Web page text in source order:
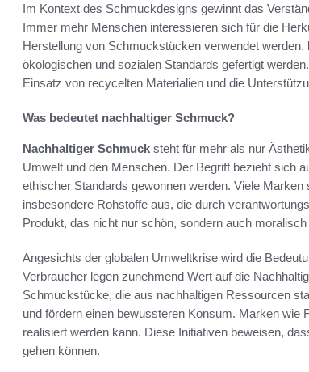
Im Kontext des Schmuckdesigns gewinnt das
Immer mehr Menschen interessieren sich für die
Herstellung von Schmuckstücken verwendet werden.
ökologischen und sozialen Standards gefertigt
Einsatz von recycelten Materialien und die
Was bedeutet nachhaltiger Schmuck?
Nachhaltiger Schmuck steht für mehr als nur
Umwelt und den Menschen. Der Begriff bezieht sich
ethischer Standards gewonnen werden. Viele
insbesondere Rohstoffe aus, die durch
Produkt, das nicht nur schön, sondern auch
Angesichts der globalen Umweltkrise wird die
Verbraucher legen zunehmend Wert auf die
Schmuckstücke, die aus nachhaltigen Ressourcen
und fördern einen bewussteren Konsum. Marken wie
realisiert werden kann. Diese Initiativen beweisen,
gehen können.